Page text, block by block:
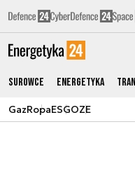
Surowce Energetyka
GazRopaESGOZE